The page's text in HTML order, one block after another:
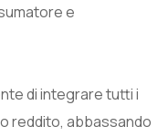
e
di integrare tutti i
reddito, abbassando